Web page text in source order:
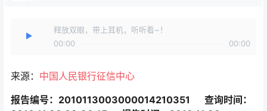
释放双眼，带上耳机，听听看~！
00:00
00:00
来源： 中国人民银行征信中心
报告编号：2010113003000014210351 查询时间：